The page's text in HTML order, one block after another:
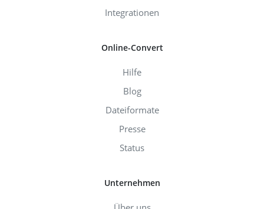
Integrationen
Online-Convert
Hilfe
Blog
Dateiformate
Presse
Status
Unternehmen